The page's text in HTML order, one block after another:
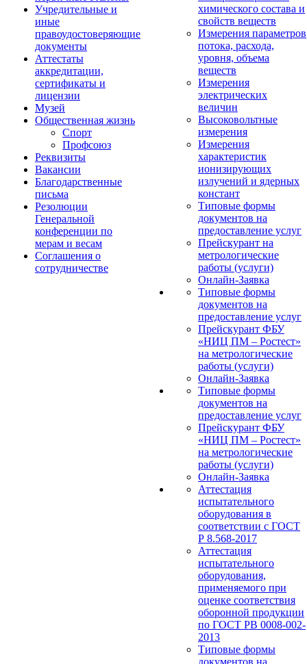
Учредительные и
иные
правоудостоверяющие
документы
Аттестаты
аккредитации,
сертификаты и
лицензии
Музей
Общественная жизнь
Спорт
Профсоюз
Реквизиты
Вакансии
Благодарственные
письма
Резолюции
Генеральной
конференции по
мерам и весам
Соглашения о
сотрудничестве
химического состава и
свойств веществ
Измерения параметров
потока, расхода,
уровня, объема
веществ
Измерения
электрических
величин
Высоковольтные
измерения
Измерения
характеристик
ионизирующих
излучений и ядерных
констант
Типовые формы
документов на
предоставление услуг
Прейскурант на
метрологические
работы (услуги)
Онлайн-Заявка
Типовые формы
документов на
предоставление услуг
Прейскурант ФБУ
«НИЦ ПМ – Ростест»
на метрологические
работы (услуги)
Онлайн-Заявка
Типовые формы
документов на
предоставление услуг
Прейскурант ФБУ
«НИЦ ПМ – Ростест»
на метрологические
работы (услуги)
Онлайн-Заявка
Аттестация
испытательного
оборудования в
соответствии с ГОСТ
Р 8.568-2017
Аттестация
испытательного
оборудования,
применяемого при
оценке соответствия
оборонной продукции
по ГОСТ РВ 0008-002-
2013
Типовые формы
документов на